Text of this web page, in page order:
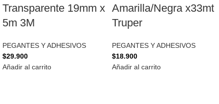
Transparente 19mm x
5m 3M
PEGANTES Y ADHESIVOS
$29.900
Añadir al carrito
Amarilla/Negra x33mt
Truper
PEGANTES Y ADHESIVOS
$18.900
Añadir al carrito